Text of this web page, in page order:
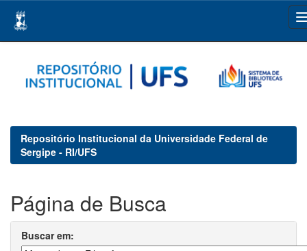
navigation
Repositório Institucional da Universidade Federal de
Sergipe - RI/UFS
Página de Busca
Buscar em: